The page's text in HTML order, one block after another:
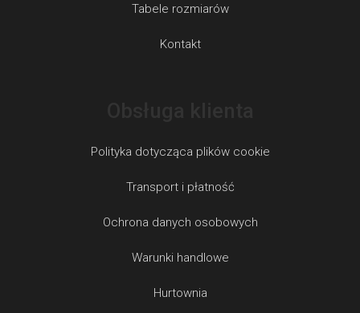
Tabele rozmiarów
Kontakt
Polityka dotycząca plików cookie
Transport i płatność
Ochrona danych osobowych
Warunki handlowe
Hurtownia